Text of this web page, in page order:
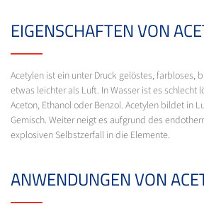
EIGENSCHAFTEN VON
Acetylen ist ein unter Druck gelöstes, farbloses,
etwas leichter als Luft. In Wasser ist es schlecht
Aceton, Ethanol oder Benzol. Acetylen bildet in
Gemisch. Weiter neigt es aufgrund des
explosiven Selbstzerfall in die Elemente.
ANWENDUNGEN VON